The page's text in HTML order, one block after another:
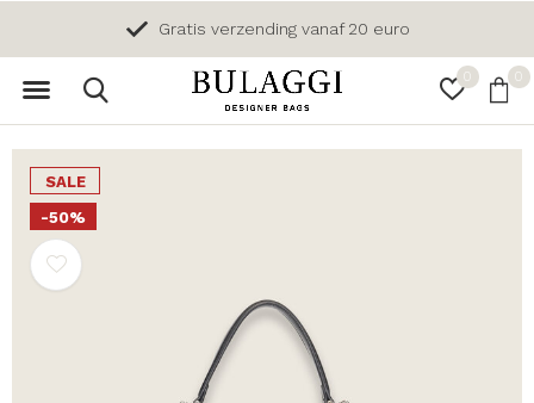
0 0
Gratis verzending vanaf 20 euro
SALE
-50%